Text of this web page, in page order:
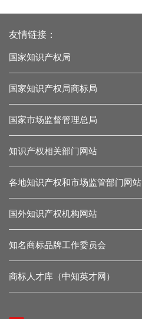
友情链接：
国家知识产权局
国家知识产权局商标局
国家市场监督管理总局
知识产权相关部门网站
各地知识产权和市场监管部门网站
国外知识产权机构网站
知名商标品牌工作委员会
商标人才库（中知英才网）